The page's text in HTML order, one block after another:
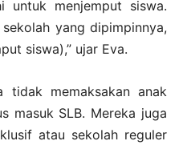
untuk menjemput siswa.
yang dipimpinnya,
siswa),” ujar Eva.
tidak memaksakan anak
masuk SLB. Mereka juga
atau sekolah reguler